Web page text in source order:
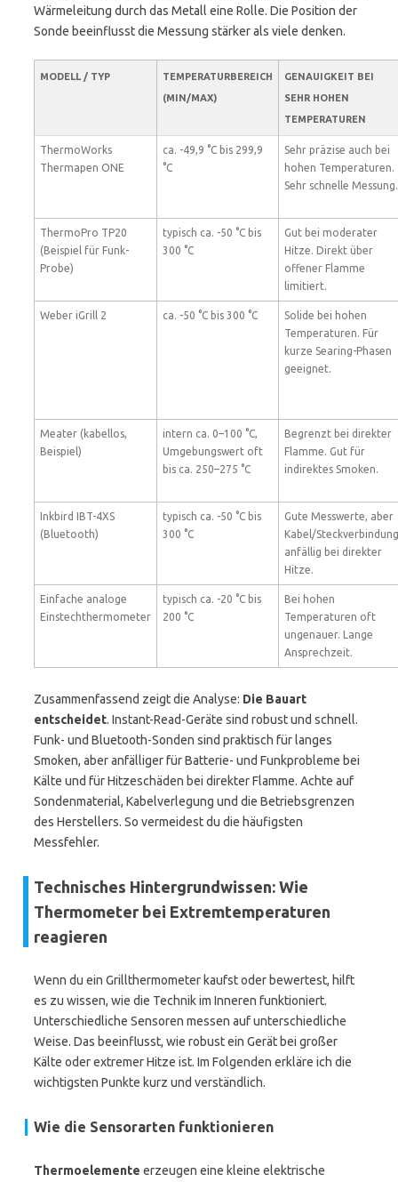
Wärmeleitung durch das Metall eine Rolle. Die Position der
Sonde beeinflusst die Messung stärker als viele denken.
MODELL / TYP
TEMPERATURBEREICH
(MIN/MAX)
GENAUIGKEIT BEI
SEHR HOHEN
TEMPERATUREN
ThermoWorks
Thermapen ONE
ca. -49,9 °C bis 299,9
°C
Sehr präzise auch bei
hohen Temperaturen.
Sehr schnelle Messung.
ThermoPro TP20
(Beispiel für Funk-
Probe)
typisch ca. -50 °C bis
300 °C
Gut bei moderater
Hitze. Direkt über
offener Flamme
limitiert.
Weber iGrill 2 ca. -50 °C bis 300 °C
Solide bei hohen
Temperaturen. Für
kurze Searing-Phasen
geeignet.
Meater (kabellos,
Beispiel)
intern ca. 0–100 °C,
Umgebungswert oft
bis ca. 250–275 °C
Begrenzt bei direkter
Flamme. Gut für
indirektes Smoken.
Inkbird IBT-4XS
(Bluetooth)
typisch ca. -50 °C bis
300 °C
Gute Messwerte, aber
Kabel/Steckverbindung
anfällig bei direkter
Hitze.
Einfache analoge
Einstechthermometer
typisch ca. -20 °C bis
200 °C
Bei hohen
Temperaturen oft
ungenauer. Lange
Ansprechzeit.
Zusammenfassend zeigt die Analyse: Die Bauart
entscheidet. Instant-Read-Geräte sind robust und schnell.
Funk- und Bluetooth-Sonden sind praktisch für langes
Smoken, aber anfälliger für Batterie- und Funkprobleme bei
Kälte und für Hitzeschäden bei direkter Flamme. Achte auf
Sondenmaterial, Kabelverlegung und die Betriebsgrenzen
des Herstellers. So vermeidest du die häufigsten
Messfehler.
Technisches Hintergrundwissen: Wie
Thermometer bei Extremtemperaturen
reagieren
Wenn du ein Grillthermometer kaufst oder bewertest, hilft
es zu wissen, wie die Technik im Inneren funktioniert.
Unterschiedliche Sensoren messen auf unterschiedliche
Weise. Das beeinflusst, wie robust ein Gerät bei großer
Kälte oder extremer Hitze ist. Im Folgenden erkläre ich die
wichtigsten Punkte kurz und verständlich.
Wie die Sensorarten funktionieren
Thermoelemente erzeugen eine kleine elektrische